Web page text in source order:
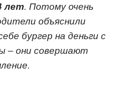
лет. Потому очень
объяснили
бургер на деньги с
– они совершают